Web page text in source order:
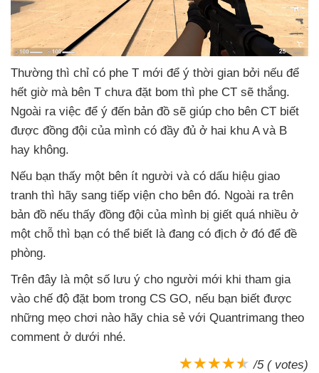
Thường thì chỉ có phe T mới để ý thời gian bởi nếu để
hết giờ mà bên T chưa đặt bom thì phe CT sẽ thắng.
Ngoài ra việc để ý đến bản đồ sẽ giúp cho bên CT biết
được đồng đội của mình có đầy đủ ở hai khu Avà B
hay không.
Nếu bạn thấy một bên ít người và có dấu hiệu giao
tranh thì hãy sang tiếp viện cho bên đó. Ngoài ra trên
bản đồ nếu thấy đồng đội của mình bị giết quá nhiều ở
một chỗ thì bạn có thể biết là đang có địch ở đó để đề
phòng.
Trên đây là một số lưu ý cho người mới khi tham gia
vào chế độ đặt bom trong CS GO, nếu bạn biết được
những mẹo chơi nào hãy chia sẻ với Quantrimang theo
comment ở dưới nhé.
/5 ( votes)